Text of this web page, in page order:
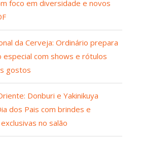
foco em diversidade e novos
da Cerveja: Ordinário prepara
especial com shows e rótulos
gostos
Donburi e Yakinikuya
dos Pais com brindes e
no salão